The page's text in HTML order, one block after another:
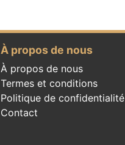
À propos de nous
À propos de nous
Termes et conditions
Politique de confidentialité
Contact